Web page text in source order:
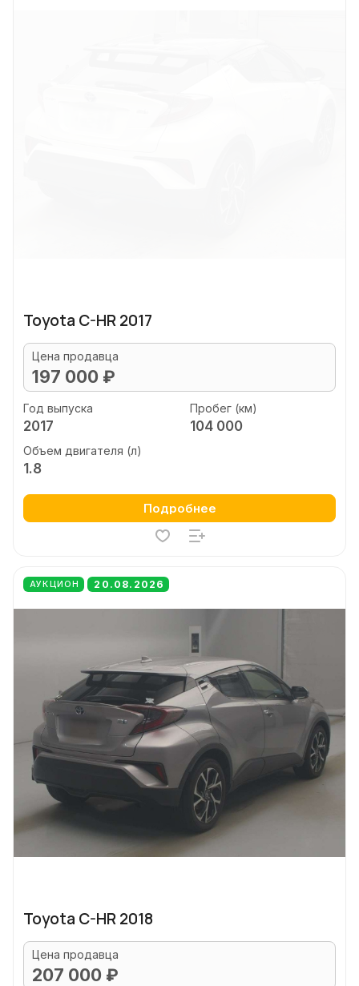
Toyota C-HR 2017
Цена продавца
197 000 ₽
Год выпуска
2017
Пробег (км)
104 000
Объем двигателя (л)
1.8
Подробнее
АУКЦИОН 20.08.2026
Toyota C-HR 2018
Цена продавца
207 000 ₽